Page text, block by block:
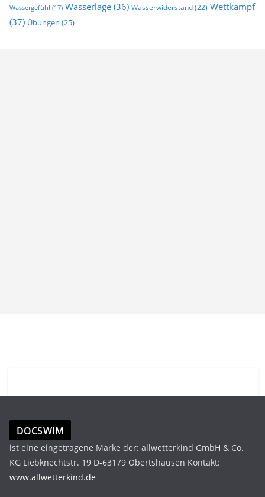
Wassergefühl (17) Wasserlage (36) Wasserwiderstand(22) Wettkampf
(37) Übungen (25)
DOCSWIM
ist eine eingetragene Marke der: allwetterkind GmbH & Co.
KG Liebknechtstr. 19 D-63179 Obertshausen Kontakt:
www.allwetterkind.de